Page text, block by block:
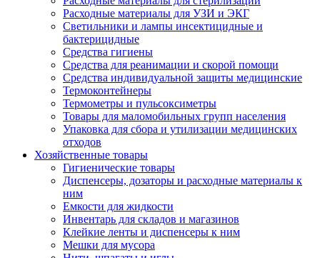
Расходные материалы для УЗИ и ЭКГ
Светильники и лампы инсектицидные и
бактерицидные
Средства гигиены
Средства для реанимации и скорой помощи
Средства индивидуальной защиты медицинские
Термоконтейнеры
Термометры и пульсоксиметры
Товары для маломобильных групп населения
Упаковка для сбора и утилизации медицинских
отходов
Хозяйственные товары
Гигиенические товары
Диспенсеры, дозаторы и расходные материалы к
ним
Емкости для жидкости
Инвентарь для складов и магазинов
Клейкие ленты и диспенсеры к ним
Мешки для мусора